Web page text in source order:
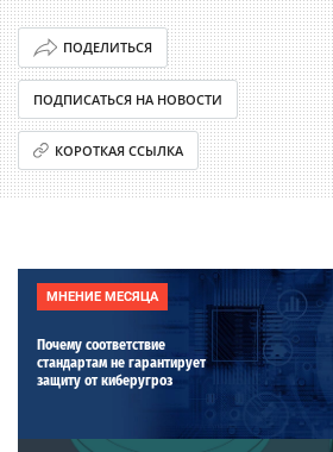
ПОДЕЛИТЬСЯ
ПОДПИСАТЬСЯ НА НОВОСТИ
КОРОТКАЯ ССЫЛКА
МНЕНИЕ МЕСЯЦА
Почему соответствие
стандартам не гарантирует
защиту от киберугроз